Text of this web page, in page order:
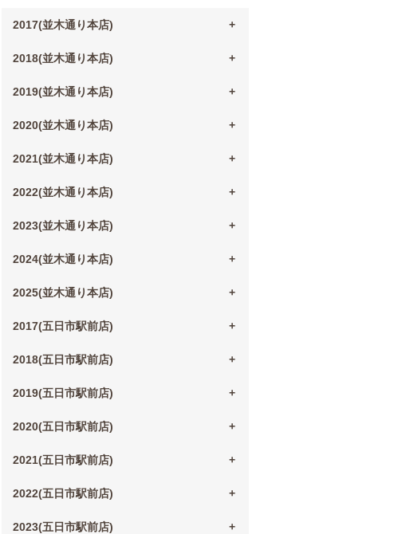
2017(並木通り本店)
2018(並木通り本店)
2019(並木通り本店)
2020(並木通り本店)
2021(並木通り本店)
2022(並木通り本店)
2023(並木通り本店)
2024(並木通り本店)
2025(並木通り本店)
2017(五日市駅前店)
2018(五日市駅前店)
2019(五日市駅前店)
2020(五日市駅前店)
2021(五日市駅前店)
2022(五日市駅前店)
2023(五日市駅前店)